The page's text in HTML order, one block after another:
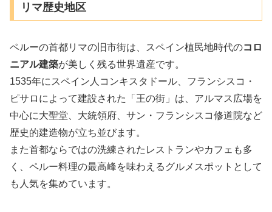
リマ歴史地区
ペルーの首都リマの旧市街は、スペイン植民地時代のコロ
ニアル建築が美しく残る世界遺産です。
1535年にスペイン人コンキスタドール、フランシスコ・
ピサロによって建設された「王の街」は、アルマス広場を
中心に大聖堂、大統領府、サン・フランシスコ修道院など
歴史的建造物が立ち並びます。
また首都ならではの洗練されたレストランやカフェも多
く、ペルー料理の最高峰を味わえるグルメスポットとして
も人気を集めています。